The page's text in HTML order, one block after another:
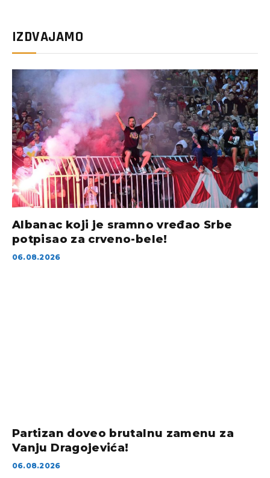
IZDVAJAMO
Albanac koji je sramno vređao Srbe
potpisao za crveno-bele!
06.08.2026
Partizan doveo brutalnu zamenu za
Vanju Dragojevića!
06.08.2026